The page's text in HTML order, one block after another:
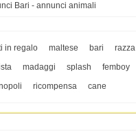
Bari - annunci animali
in regalo maltese bari razza
madaggi splash femboy
ricompensa cane